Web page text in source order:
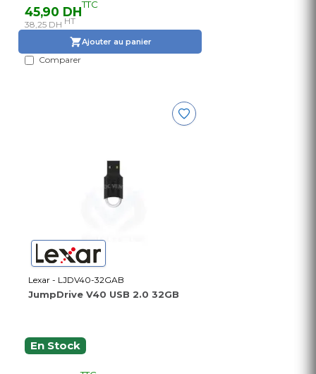
45,90 DHTTC
38,25 DH HT
Ajouter au panier
Comparer
Lexar - LJDV40-32GAB
JumpDrive V40 USB 2.0 32GB
En Stock